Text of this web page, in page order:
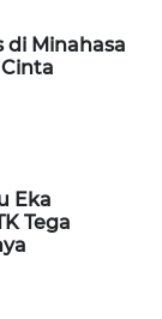
di Minahasa
Eka
Tega